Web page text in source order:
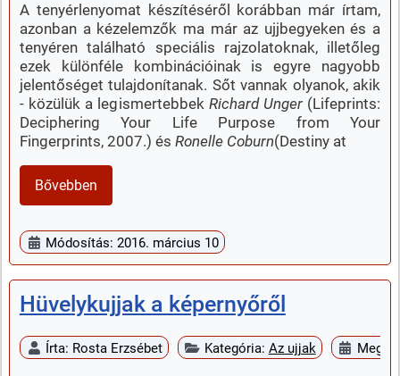
A tenyérlenyomat készítéséről korábban már írtam,
azonban a kézelemzők ma már az ujjbegyeken és a
tenyéren található speciális rajzolatoknak, illetőleg
ezek különféle kombinációinak is egyre nagyobb
jelentőséget tulajdonítanak. Sőt vannak olyanok, akik
- közülük a legismertebbekRichard Unger(Lifeprints:
Deciphering Your Life Purpose from Your
Fingerprints, 2007.) és Ronelle Coburn(Destiny at
Bővebben
Módosítás: 2016. március 10
Hüvelykujjak a képernyőről
Írta: Rosta Erzsébet Kategória: Az ujjak